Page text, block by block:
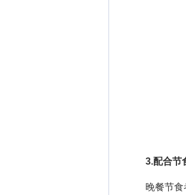
3.配合节
晚餐节食者